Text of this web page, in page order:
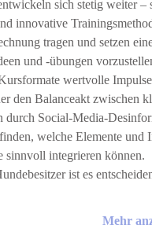
innovative
tragen und setzen
und -übungen
wertvolle
den Balanceakt zwischen
durch Social-Media-
welche Elemente und
sinnvoll integrieren können.
ist es
Mehr